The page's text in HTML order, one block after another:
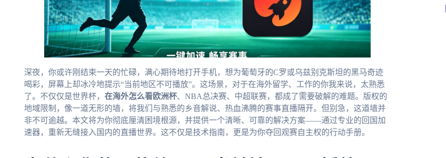
深夜，你或许刚结束一天的忙碌，满心期待地打开手机，想为葡萄牙的C罗或乌兹别克斯坦的黑马奇迹
喝彩，屏幕上却冰冷地提示“当前地区不可播放”。这场景，对于在海外留学、工作的你我来说，太熟悉
了。不仅仅是世界杯， 在海外怎么看欧洲杯、NBA总决赛、中超联赛，都成了需要破解的难题。版权的
地域限制，像一道无形的墙，将我们与熟悉的乡音解说、热血沸腾的赛事直播隔开。但别急，这道墙并
非不可逾越。本文将为你彻底厘清困境根源，并提供一个清晰、可靠的解决方案——通过专业的回国加
速器，重新无缝接入国内的直播世界。这不仅是技术指南，更是为你夺回观赛自主权的行动手册。